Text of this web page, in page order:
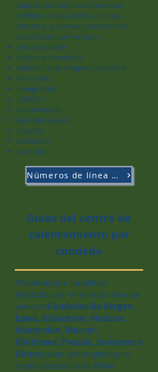
Aquí encontrará los números de
teléfono de los centros de línea
directa que abordan necesidades
específicas, que incluyen:
Discapacidades
Violencia doméstica
Adicción a las drogas o al alcohol
VIH / SIDA
Inmigrantes
LGBTQ +
Salud mental
Agresión sexual
Suicidio
Veteranos
Juventud
Números de línea directa
Guías del centro de
calentamiento por
condado
Propietarios e inquilinos
afectados por el huracán Ida que
viven enCondados de Bergen,
Essex, Gloucester, Hudson,
Hunterdon, Mercer,
Middlesex, Passaic, Somerset o
Unionpuede ser elegible para
recibir asistencia de FEMA.